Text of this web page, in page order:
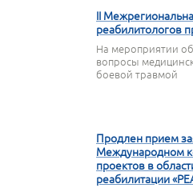
II
реабилитологов
На мероприятии
вопросы
боевой травмой
Продлен прием
Международном
проектов в
реабилитации